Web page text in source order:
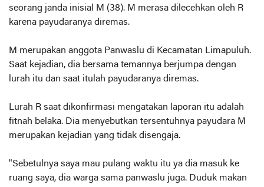
seorang janda inisial M (38). M merasa dilecehkan oleh R
karena payudaranya diremas.
M merupakan anggota Panwaslu di Kecamatan Limapuluh.
Saat kejadian, dia bersama temannya berjumpa dengan
lurah itu dan saat itulah payudaranya diremas.
Lurah R saat dikonfirmasi mengatakan laporan itu adalah
fitnah belaka. Dia menyebutkan tersentuhnya payudara M
merupakan kejadian yang tidak disengaja.
"Sebetulnya saya mau pulang waktu itu ya dia masuk ke
ruang saya, dia warga sama panwaslu juga. Duduk makan